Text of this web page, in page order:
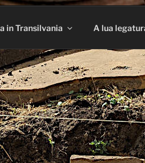
in Transilvania A lua